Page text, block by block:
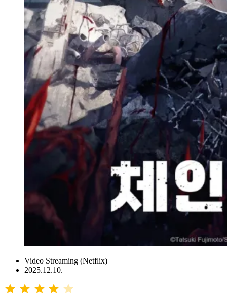
Video Streaming (Netflix)
2025.12.10.
⭐ ⭐